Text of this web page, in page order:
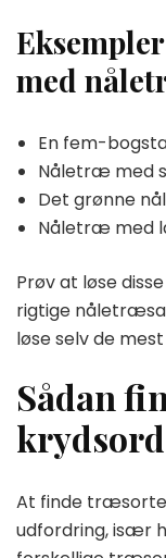
med
En fem-
Nåletræ med
Det grønne
Nåletræ med
Prøv at løse
rigtige
løse selv de
Sådan
krydsord
At finde
udfordring, især